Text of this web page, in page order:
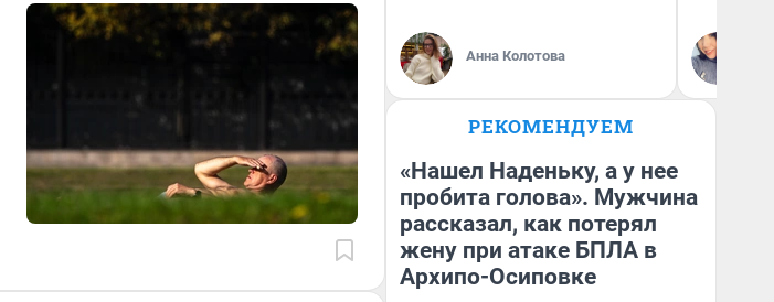
Анна Колотова
РЕКОМЕНДУЕМ
«Нашел Наденьку, а у нее
пробита голова». Мужчина
рассказал, как потерял
жену при атаке БПЛА в
Архипо-Осиповке